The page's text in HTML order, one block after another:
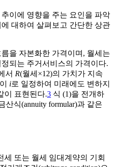
이에 영향을 주는 요인을 파악
대하여 살펴보고 간단한 상관
을 자본화한 가격이며, 월세는
되는 주거서비스의 가격이다.
서 R(월세×12)의 가치가 지속
i로 일정하여 미래에도 변하지
이 표현된다.3 식 (1)을 전개하
산식(annuity formular)과 같은
세 또는 월세 임대계약의 기회